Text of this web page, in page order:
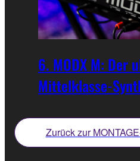
6. MODX M: Der
Mittelklasse-
Zurück zur